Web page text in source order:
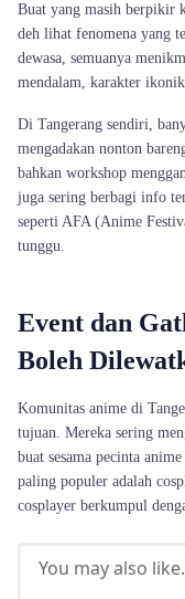
Buat yang masih berpikir
deh lihat fenomena yang
dewasa, semuanya
mendalam, karakter
Di Tangerang sendiri,
mengadakan nonton
bahkan workshop
juga sering berbagi info
seperti AFA (Anime
tunggu.
Event dan
Boleh
Komunitas anime di
tujuan. Mereka sering
buat sesama pecinta
paling populer adalah
cosplayer berkumpul
You may also